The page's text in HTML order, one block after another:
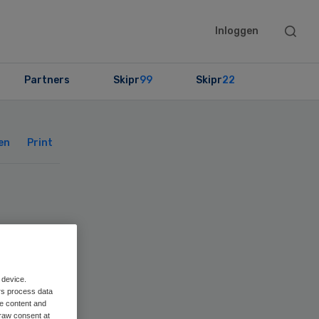
Inloggen
Search
Partners Skipr99 Skipr22
Print
process data
content and
consent at